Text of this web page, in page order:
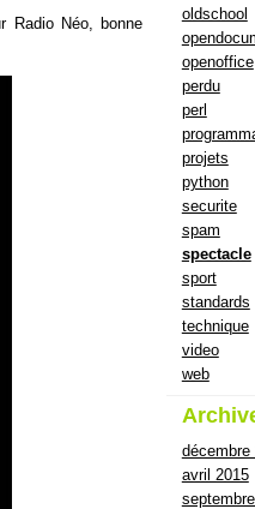
Radio Néo, bonne
oldschool
openoffice
perdu
perl
projets
python
securite
spam
spectacle
sport
standards
technique
video
web
décembre
avril 2015